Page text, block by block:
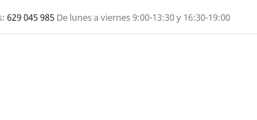
629 045 985 De lunes a viernes 9:00-13:30 y 16:30-19:00